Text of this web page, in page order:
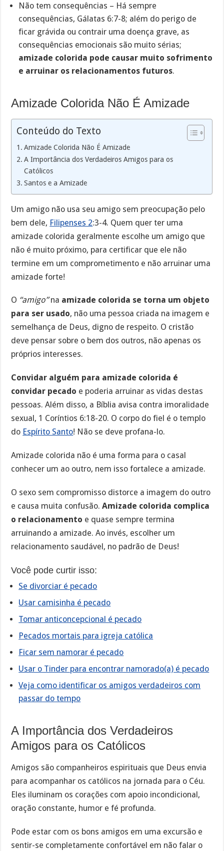
Não tem consequências – Há sempre
consequências, Gálatas 6:7-8; além do perigo de
ficar grávida ou contrair uma doença grave, as
consequências emocionais são muito sérias;
amizade colorida pode causar muito sofrimento
e arruinar os relacionamentos futuros.
Amizade Colorida Não É Amizade
Conteúdo do Texto
Amizade Colorida Não É Amizade
A Importância dos Verdadeiros Amigos para os
Católicos
Santos e a Amizade
Um amigo não usa seu amigo sem preocupação pelo
bem dele, Filipenses 2:3-4. Quem quer ter uma
amizade colorida geralmente escolhe um amigo que
não é muito próximo, para certificar que ele não
termine em um comprometimento e não arruinar uma
amizade forte!
O “amigo”na amizade colorida se torna um objeto
para ser usado, não uma pessoa criada na imagem e
semelhança de Deus, digno de respeito. O cristão
deve pensar sobre o bem dos outros, não apenas os
próprios interesses.
Convidar alguém para amizade colorida é
convidar pecado e poderia arruinar as vidas destas
pessoas. Além disso, a Bíblia avisa contra imoralidade
sexual, 1 Coríntios 6:18-20. O corpo do fiel é o templo
do Espírito Santo! Não se deve profana-lo.
Amizade colorida não é uma forma para o casal
conhecer um ao outro, nem isso fortalece a amizade.
O sexo sem compromisso distorce a imagem do outro
e causa muita confusão.Amizade colorida complica
o relacionamento e quase sempre termina
arruinando a amizade. Ao invés, escolher um
relacionamento saudável, no padrão de Deus!
Você pode curtir isso:
Se divorciar é pecado
Usar camisinha é pecado
Tomar anticoncepcional é pecado
Pecados mortais para igreja católica
Ficar sem namorar é pecado
Usar o Tinder para encontrar namorado(a) é pecado
Veja como identificar os amigos verdadeiros com
passar do tempo
A Importância dos Verdadeiros
Amigos para os Católicos
Amigos são companheiros espirituais que Deus envia
para acompanhar os católicos na jornada para o Céu.
Eles iluminam os corações com apoio incondicional,
oração constante, humor e fé profunda.
Pode estar com os bons amigos em uma excursão e
sentir-se completamente confortável em não falar o